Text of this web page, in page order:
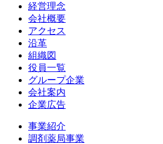
経営理念
会社概要
アクセス
沿革
組織図
役員一覧
グループ企業
会社案内
企業広告
事業紹介
調剤薬局事業